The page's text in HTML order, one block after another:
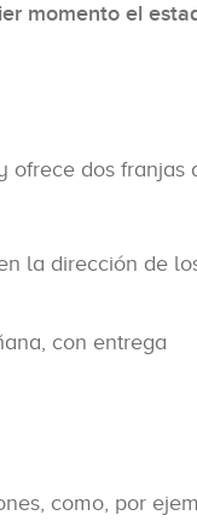
momento el
ofrece dos franjas
la dirección de
con entrega
como, por